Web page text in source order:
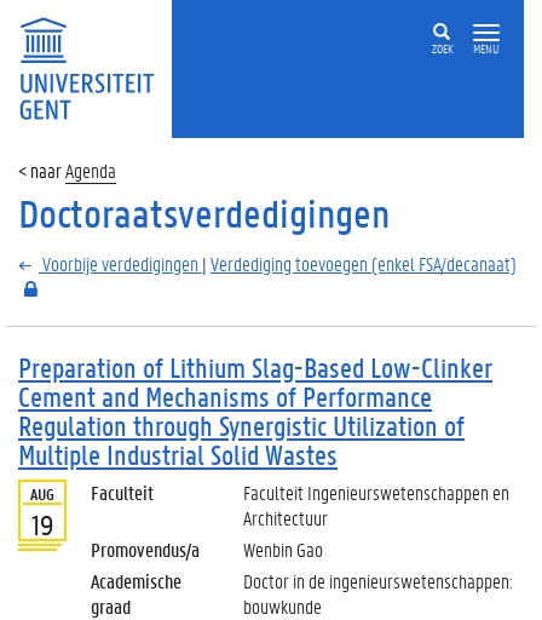
ZOEK MENU
Agenda
Doctoraatsverdedigingen
Voorbije verdedigingen |Verdediging toevoegen (enkel FSA/decanaat)
Preparation of Lithium Slag-Based Low-Clinker
Cement and Mechanisms of Performance
Regulation through Synergistic Utilization of
Multiple Industrial Solid Wastes
AUG
19
Faculteit
Faculteit Ingenieurswetenschappen en
Architectuur
Promovendus/a
Wenbin Gao
Academische
graad
Doctor in de ingenieurswetenschappen:
bouwkunde